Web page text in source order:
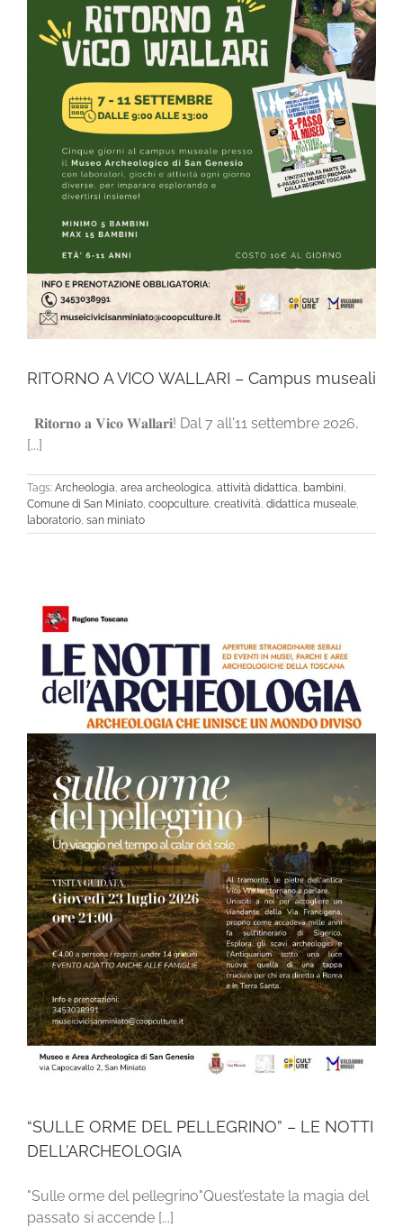
RITORNO A VICO WALLARI – Campus museali
𝐑𝐢𝐭𝐨𝐫𝐧𝐨 𝐚 𝐕𝐢𝐜𝐨 𝐖𝐚𝐥𝐥𝐚𝐫𝐢! Dal 7 all'11 settembre 2026,
[...]
Tags: Archeologia, area archeologica, attività didattica, bambini,
Comune di San Miniato, coopculture, creatività, didattica museale,
laboratorio, san miniato
“SULLE ORME DEL PELLEGRINO” – LE NOTTI
DELL’ARCHEOLOGIA
"Sulle orme del pellegrino"Quest’estate la magia del
passato si accende [...]